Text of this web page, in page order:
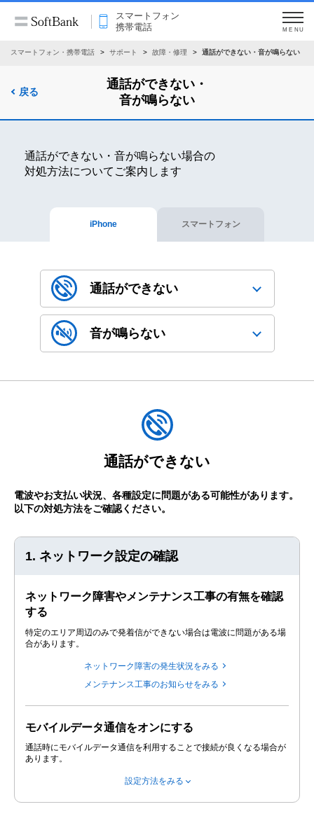
スマートフォン
携帯電話
MENU
スマートフォン・携帯電話 サポート 故障・修理 通話ができない・音が鳴らない
戻る
通話ができない・
音が鳴らない
通話ができない・音が鳴らない場合の
対処方法についてご案内します
iPhone スマートフォン
通話ができない
音が鳴らない
通話ができない
電波やお支払い状況、各種設定に問題がある可能性があります。
以下の対処方法をご確認ください。
1. ネットワーク設定の確認
ネットワーク障害やメンテナンス工事の有無を確認
する
特定のエリア周辺のみで発着信ができない場合は電波に問題がある場
合があります。
ネットワーク障害の発生状況をみる
メンテナンス工事のお知らせをみる
モバイルデータ通信をオンにする
通話時にモバイルデータ通信を利用することで接続が良くなる場合が
あります。
設定方法をみる